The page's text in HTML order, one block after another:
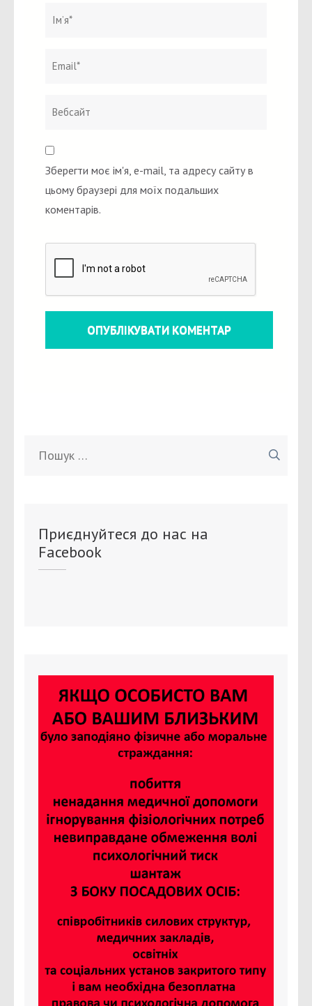
Зберегти моє ім'я, e-mail, та адресу сайту в
цьому браузері для моїх подальших
коментарів.
Приєднуйтеся до нас на
Facebook